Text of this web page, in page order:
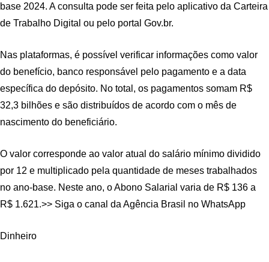
base 2024. A consulta pode ser feita pelo aplicativo da Carteira
de Trabalho Digital ou pelo portal Gov.br.
Nas plataformas, é possível verificar informações como valor
do benefício, banco responsável pelo pagamento e a data
específica do depósito. No total, os pagamentos somam R$
32,3 bilhões e são distribuídos de acordo com o mês de
nascimento do beneficiário.
O valor corresponde ao valor atual do salário mínimo dividido
por 12 e multiplicado pela quantidade de meses trabalhados
no ano-base. Neste ano, o Abono Salarial varia de R$ 136 a
R$ 1.621.>> Siga o canal da Agência Brasil no WhatsApp
Dinheiro